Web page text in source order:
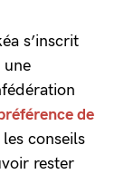
s’inscrit
une
de
conseils
rester